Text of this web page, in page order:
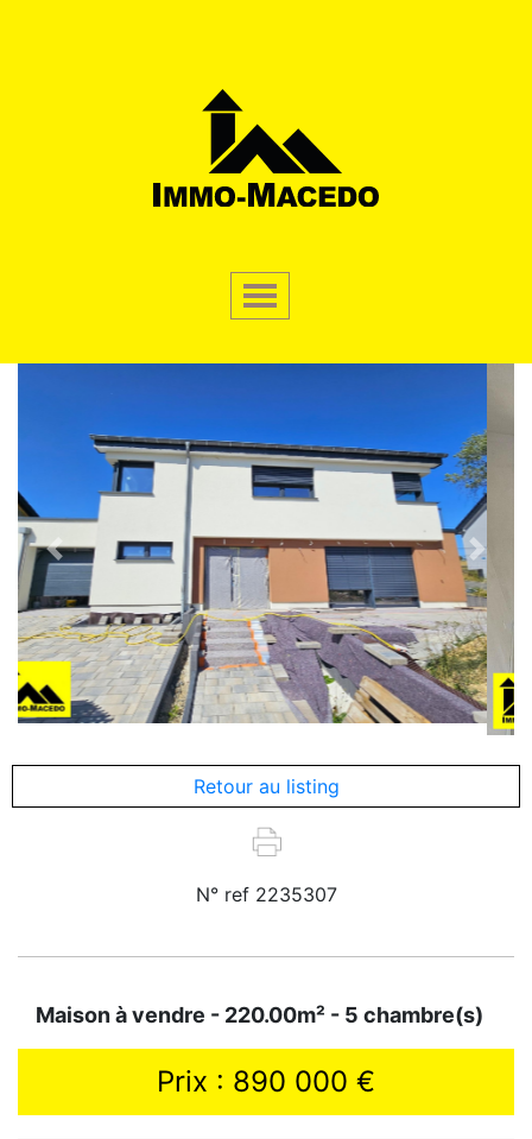
Previous Next
Retour au listing
N° ref 2235307
Maison à vendre - 220.00m² - 5 chambre(s)
Prix : 890 000 €